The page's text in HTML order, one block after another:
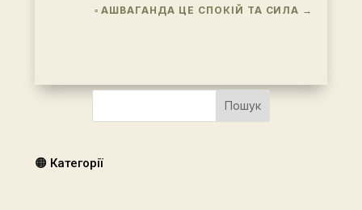
▫ АШВАГАНДА ЦЕ СПОКІЙ ТА СИЛА →
Пошук
🟠 Категорії